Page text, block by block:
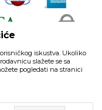
i ne podrazumeva
trenutku.
iskustva. Ukoliko
slažete se sa
pogledati na stranici